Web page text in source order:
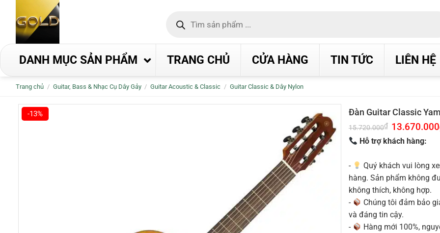
dung
kiếm
DANH MỤC SẢN PHẨM TRANG CHỦ CỬA HÀNG TIN TỨC LIÊN HỆ
Trang chủ / Guitar, Bass & Nhạc Cụ Dây Gảy / Guitar Acoustic & Classic / Guitar Classic & Dây Nylon
-13% Đàn Guitar Classic
15.720.000₫ Giá
gốc
là:
15.720.000₫.
13.670.000
Hỗ trợ khách hàng:
-
Quý khách vui lòng
hàng. Sản phẩm không
không thích, không hợp.
-
Chúng tôi đảm bảo
và đáng tin cậy.
-
Hàng mới 100%,